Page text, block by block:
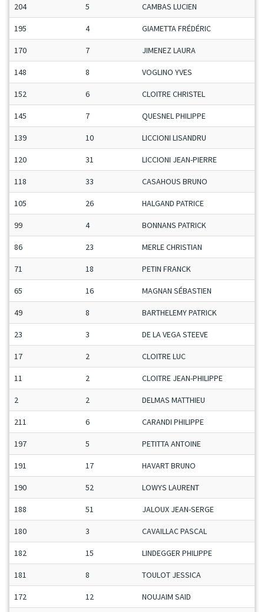
204 5 CAMBAS LUCIEN
195 4 GIAMETTA FRÉDÉRIC
170 7 JIMENEZ LAURA
148 8 VOGLINO YVES
152 6 CLOITRE CHRISTEL
145 7 QUESNEL PHILIPPE
139 10 LICCIONI LISANDRU
120 31 LICCIONI JEAN-PIERRE
118 33 CASAHOUS BRUNO
105 26 HALGAND PATRICE
99 4 BONNANS PATRICK
86 23 MERLE CHRISTIAN
71 18 PETIN FRANCK
65 16 MAGNAN SÉBASTIEN
49 8 BARTHELEMY PATRICK
23 3 DE LA VEGA STEEVE
17 2 CLOITRE LUC
11 2 CLOITRE JEAN-PHILIPPE
2 2 DELMAS MATTHIEU
211 6 CARANDI PHILIPPE
197 5 PETITTA ANTOINE
191 17 HAVART BRUNO
190 52 LOWYS LAURENT
188 51 JALOUX JEAN-SERGE
180 3 CAVAILLAC PASCAL
182 15 LINDEGGER PHILIPPE
181 8 TOULOT JESSICA
172 12 NOUJAIM SAID